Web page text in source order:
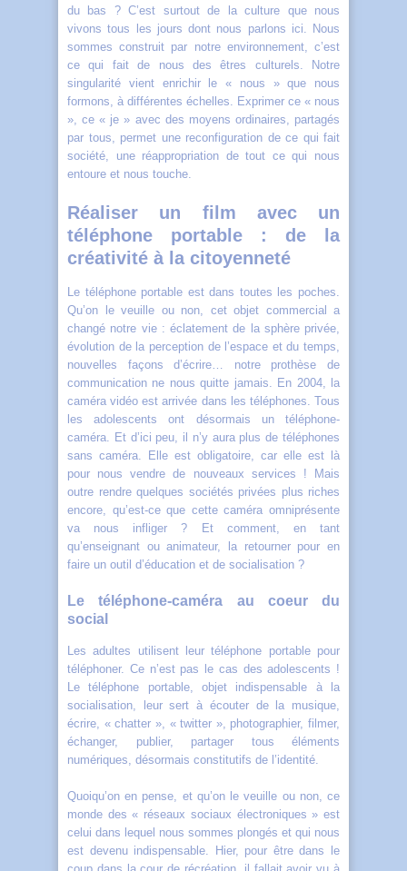
du bas ? C’est surtout de la culture que nous
vivons tous les jours dont nous parlons ici. Nous
sommes construit par notre environnement, c’est
ce qui fait de nous des êtres culturels. Notre
singularité vient enrichir le « nous » que nous
formons, à différentes échelles. Exprimer ce « nous
», ce « je » avec des moyens ordinaires, partagés
par tous, permet une reconfiguration de ce qui fait
société, une réappropriation de tout ce qui nous
entoure et nous touche.
Réaliser un film avec un
téléphone portable : de la
créativité à la citoyenneté
Le téléphone portable est dans toutes les poches.
Qu’on le veuille ou non, cet objet commercial a
changé notre vie : éclatement de la sphère privée,
évolution de la perception de l’espace et du temps,
nouvelles façons d’écrire… notre prothèse de
communication ne nous quitte jamais. En 2004, la
caméra vidéo est arrivée dans les téléphones. Tous
les adolescents ont désormais un téléphone-
caméra. Et d’ici peu, il n’y aura plus de téléphones
sans caméra. Elle est obligatoire, car elle est là
pour nous vendre de nouveaux services ! Mais
outre rendre quelques sociétés privées plus riches
encore, qu’est-ce que cette caméra omniprésente
va nous infliger ? Et comment, en tant
qu’enseignant ou animateur, la retourner pour en
faire un outil d’éducation et de socialisation ?
Le téléphone-caméra au coeur du
social
Les adultes utilisent leur téléphone portable pour
téléphoner. Ce n’est pas le cas des adolescents !
Le téléphone portable, objet indispensable à la
socialisation, leur sert à écouter de la musique,
écrire, « chatter », « twitter », photographier, filmer,
échanger, publier, partager tous éléments
numériques, désormais constitutifs de l’identité.
Quoiqu’on en pense, et qu’on le veuille ou non, ce
monde des « réseaux sociaux électroniques » est
celui dans lequel nous sommes plongés et qui nous
est devenu indispensable. Hier, pour être dans le